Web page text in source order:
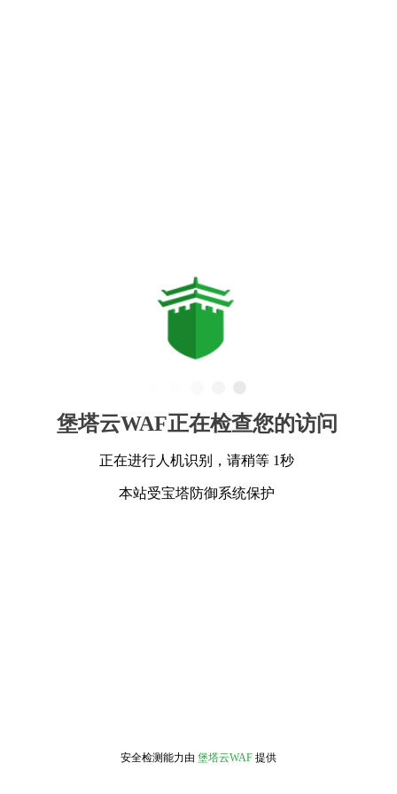
堡塔云WAF正在检查您的访问
正在进行人机识别，请稍等 1秒
本站受宝塔防御系统保护
安全检测能力由 堡塔云WAF 提供